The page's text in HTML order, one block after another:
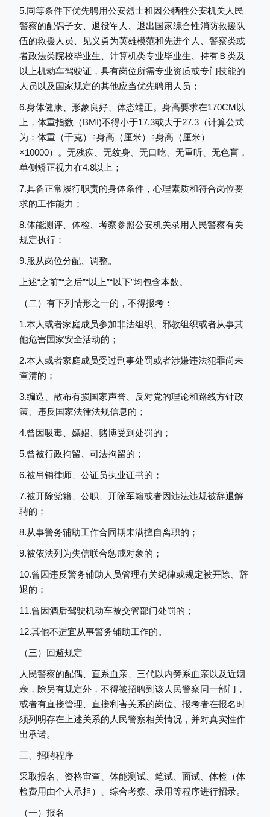
5.同等条件下优先聘用公安烈士和因公牺牲公安机关人民
警察的配偶子女、退役军人、退出国家综合性消防救援队
伍的救援人员、见义勇为英雄模范和先进个人、警察类或
者政法类院校毕业生、计算机类专业毕业生、持有Ｂ类及
以上机动车驾驶证，具有岗位所需专业资质或专门技能的
人员以及国家规定的其他应当优先聘用人员；
6.身体健康、形象良好、体态端正。身高要求在170CM以
上，体重指数（BMI)不得小于17.3或大于27.3（计算公式
为：体重（千克） ÷身高（厘米） ÷身高（厘米）
×10000）。无残疾、无纹身、无口吃、无重听、无色盲，
单侧矫正视力在4.8以上；
7.具备正常履行职责的身体条件，心理素质和符合岗位要
求的工作能力；
8.体能测评、体检、考察参照公安机关录用人民警察有关
规定执行；
9.服从岗位分配、调整。
上述“之前”“之后”“以上”“以下”均包含本数。
（二） 有下列情形之一的，不得报考：
1.本人或者家庭成员参加非法组织、邪教组织或者从事其
他危害国家安全活动的；
2.本人或者家庭成员受过刑事处罚或者涉嫌违法犯罪尚未
查清的；
3.编造、散布有损国家声誉、反对党的理论和路线方针政
策、违反国家法律法规信息的；
4.曾因吸毒、嫖娼、赌博受到处罚的；
5.曾被行政拘留、司法拘留的；
6.被吊销律师、公证员执业证书的；
7.被开除党籍、公职、开除军籍或者因违法违规被辞退解
聘的；
8.从事警务辅助工作合同期未满擅自离职的；
9.被依法列为失信联合惩戒对象的；
10.曾因违反警务辅助人员管理有关纪律或规定被开除、辞
退的；
11.曾因酒后驾驶机动车被交管部门处罚的；
12.其他不适宜从事警务辅助工作的。
（三）回避规定
人民警察的配偶、直系血亲、三代以内旁系血亲以及近姻
亲，除另有规定外，不得被招聘到该人民警察同一部门，
或者有直接管理、直接利害关系的岗位。报考者在报名时
须列明存在上述关系的人民警察相关情况，并对真实性作
出承诺。
三、 招聘程序
采取报名、资格审查、体能测试、笔试、面试、体检（体
检费用由个人承担）、综合考察、录用等程序进行招录。
（一） 报名